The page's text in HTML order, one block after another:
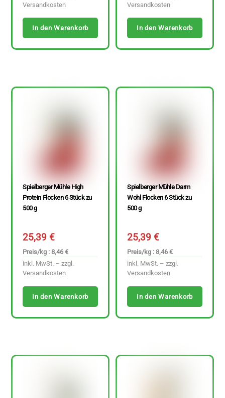
Versandkosten
In den Warenkorb
Versandkosten
In den Warenkorb
Spielberger Mühle High
Protein Flocken 6 Stück zu
500 g
25,39€
Preis/kg : 8,46 €
inkl. MwSt. – zzgl.
Versandkosten
In den Warenkorb
Spielberger Mühle Darm
Wohl Flocken 6 Stück zu
500 g
25,39€
Preis/kg : 8,46 €
inkl. MwSt. – zzgl.
Versandkosten
In den Warenkorb